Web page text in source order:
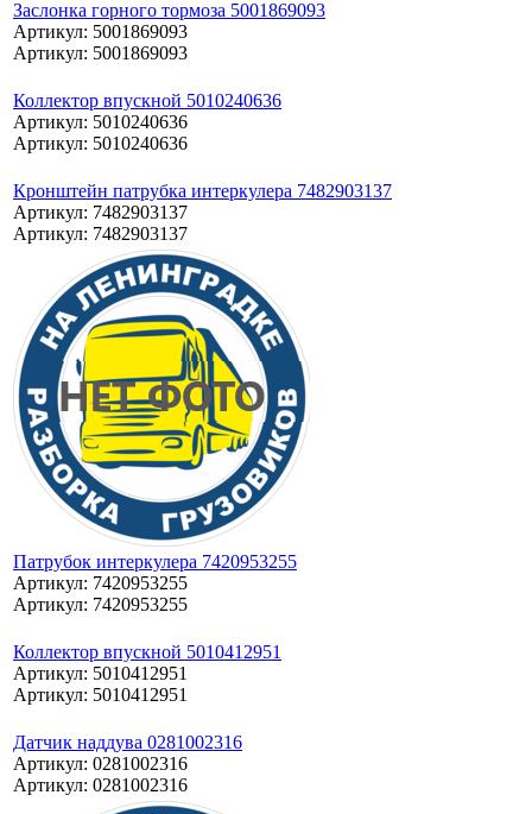
Заслонка горного тормоза 5001869093
Артикул: 5001869093
Артикул: 5001869093
Коллектор впускной 5010240636
Артикул: 5010240636
Артикул: 5010240636
Кронштейн патрубка интеркулера 7482903137
Артикул: 7482903137
Артикул: 7482903137
Патрубок интеркулера 7420953255
Артикул: 7420953255
Артикул: 7420953255
Коллектор впускной 5010412951
Артикул: 5010412951
Артикул: 5010412951
Датчик наддува 0281002316
Артикул: 0281002316
Артикул: 0281002316